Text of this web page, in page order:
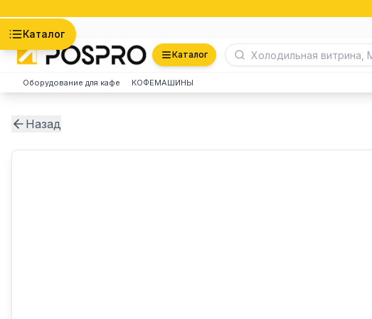
Каталог
Каталог
Оборудование для кафе КОФЕМАШИНЫ
Назад